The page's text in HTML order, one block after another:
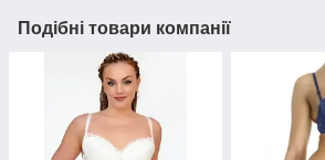
Подібні товари компанії